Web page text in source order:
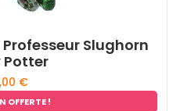
Slughorn
Potter
€
OFFERTE !